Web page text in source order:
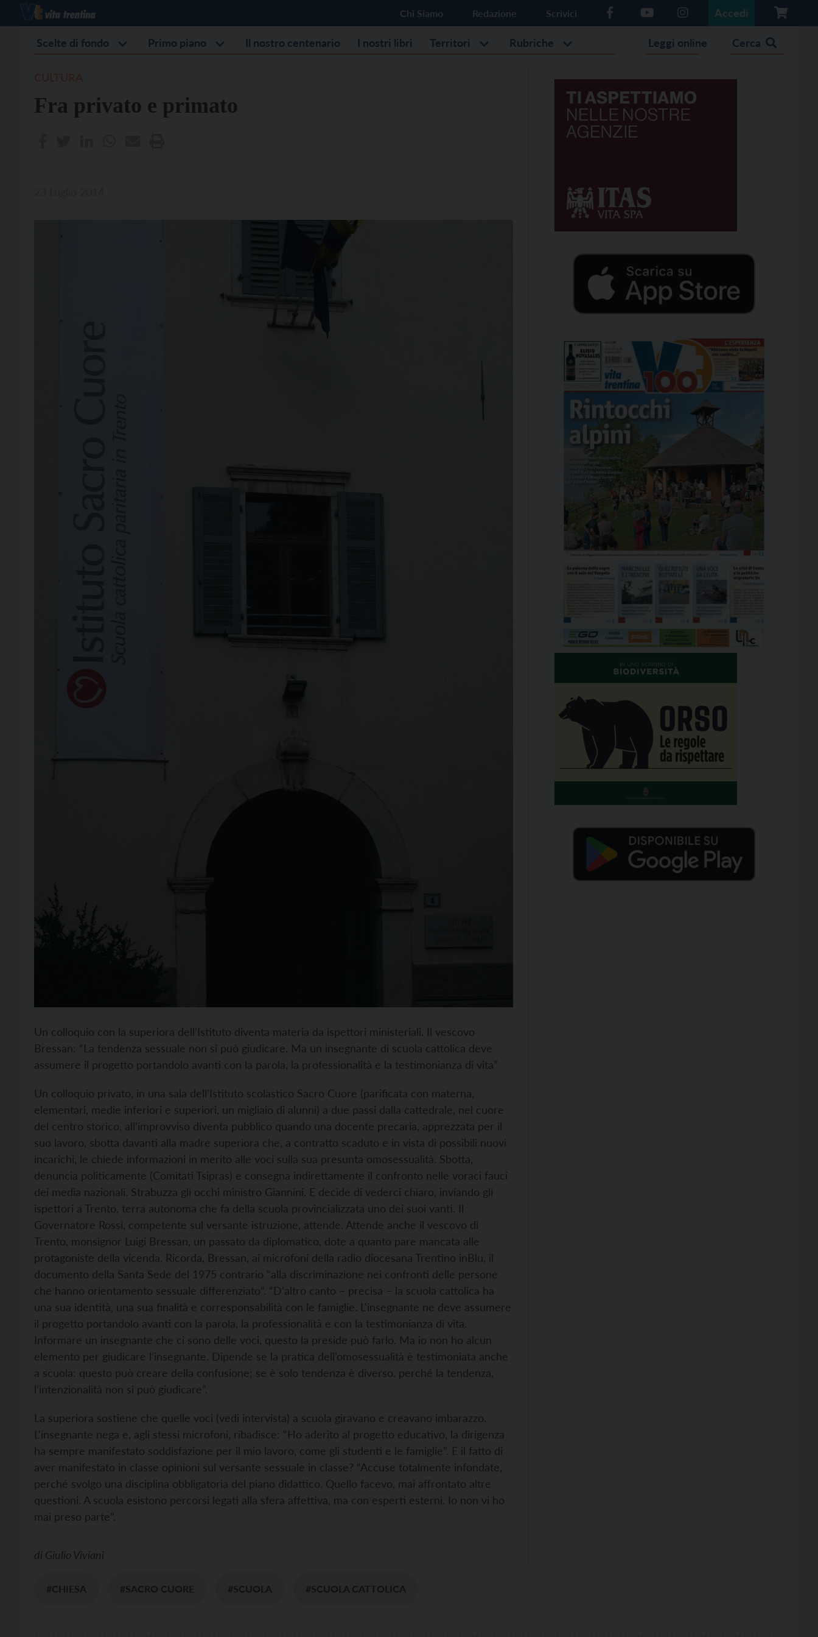
Chi Siamo Redazione Scrivici Accedi
Scelte di fondo Primo piano Il nostro centenario I nostri libri Territori Rubriche Leggi online Cerca
Fra privato e primato
Un colloquio con la superiora dell'Istituto diventa materia da ispettori ministeriali. Il vescovo
Bressan: “La tendenza sessuale non si può giudicare. Ma un insegnante di scuola cattolica deve
assumere il progetto portandolo avanti con la parola, la professionalità e la testimonianza di vita”
Un colloquio privato, in una sala dell’Istituto scolastico Sacro Cuore (parificata con materna,
elementari, medie inferiori e superiori, un migliaio di alunni) a due passi dalla cattedrale, nel cuore
del centro storico, all’improvviso diventa pubblico quando una docente precaria, apprezzata per il
suo lavoro, sbotta davanti alla madre superiora che, a contratto scaduto e in vista di possibili nuovi
incarichi, le chiede informazioni in merito alle voci sulla sua presunta omosessualità. Sbotta,
denuncia politicamente (Comitati Tsipras) e consegna indirettamente il confronto nelle voraci fauci
dei media nazionali. Strabuzza gli occhi ministro Giannini. E decide di vederci chiaro, inviando gli
ispettori a Trento, terra autonoma che fa della scuola provincializzata uno dei suoi vanti. Il
Governatore Rossi, competente sul versante istruzione, attende. Attende anche il vescovo di
Trento, monsignor Luigi Bressan, un passato da diplomatico, dote a quanto pare mancata alle
protagoniste della vicenda. Ricorda, Bressan, ai microfoni della radio diocesana Trentino inBlu, il
documento della Santa Sede del 1975 contrario “alla discriminazione nei confronti delle persone
che hanno orientamento sessuale differenziato”. “D’altro canto – precisa – la scuola cattolica ha
una sua identità, una sua finalità e corresponsabilità con le famiglie. L’insegnante ne deve assumere
il progetto portandolo avanti con la parola, la professionalità e con la testimonianza di vita.
Informare un insegnante che ci sono delle voci, questo la preside può farlo. Ma io non ho alcun
elemento per giudicare l’insegnante. Dipende se la pratica dell’omosessualità è testimoniata anche
a scuola: questo può creare della confusione; se è solo tendenza è diverso. perché la tendenza,
l’intenzionalità non si può giudicare”.
La superiora sostiene che quelle voci (vedi intervista) a scuola giravano e creavano imbarazzo.
L'insegnante nega e, agli stessi microfoni, ribadisce: “Ho aderito al progetto educativo, la dirigenza
ha sempre manifestato soddisfazione per il mio lavoro, come gli studenti e le famiglie”. E il fatto di
aver manifestato in classe opinioni sul versante sessuale in classe? “Accuse totalmente infondate,
perché svolgo una disciplina obbligatoria del piano didattico. Quello facevo, mai affrontato altre
questioni. A scuola esistono percorsi legati alla sfera affettiva, ma con esperti esterni. Io non vi ho
mai preso parte”.
di Giulio Viviani
#CHIESA #SACRO CUORE #SCUOLA #SCUOLA CATTOLICA